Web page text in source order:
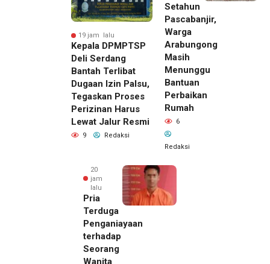
19 jam lalu
Kepala DPMPTSP
Deli Serdang
Bantah Terlibat
Dugaan Izin Palsu,
Tegaskan Proses
Perizinan Harus
Lewat Jalur Resmi
9 Redaksi
Setahun
Pascabanjir,
Warga
Arabungong
Masih
Menunggu
Bantuan
Perbaikan
Rumah
6
Redaksi
20
jam
lalu
Pria
Terduga
Penganiayaan
terhadap
Seorang
Wanita